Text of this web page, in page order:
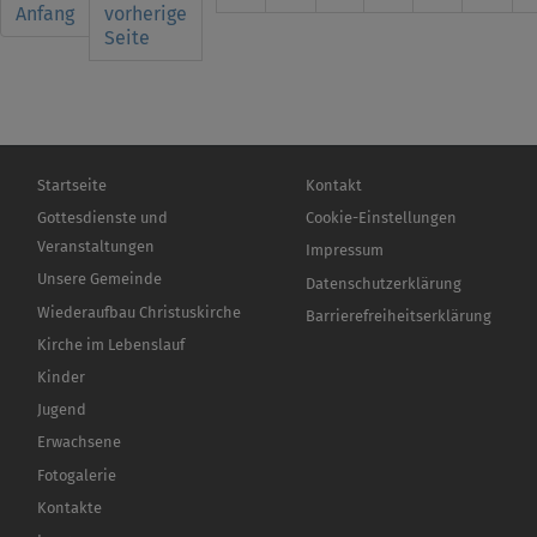
page
Anfang
Seite
vorherige
Seite
Hauptnavigation
Startseite
Gottesdienste und
Veranstaltungen
Unsere Gemeinde
Wiederaufbau Christuskirche
Kirche im Lebenslauf
Kinder
Jugend
Erwachsene
Fotogalerie
Kontakte
Fußbereichsmenü
Kontakt
Cookie-Einstellungen
Impressum
Datenschutzerklärung
Barrierefreiheitserklärung